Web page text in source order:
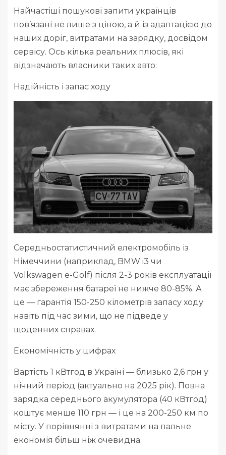
Найчастіші пошукові запити українців
пов’язані не лише з ціною, а й із адаптацією до
наших доріг, витратами на зарядку, досвідом
сервісу. Ось кілька реальних плюсів, які
відзначають власники таких авто:
Надійність і запас ходу
Середньостатистичний електромобіль із
Німеччини (наприклад, BMW i3 чи
Volkswagen e-Golf) після 2-3 років експлуатації
має збереження батареї не нижче 80-85%. А
це — гарантія 150-250 кілометрів запасу ходу
навіть під час зими, що не підведе у
щоденних справах.
Економічність у цифрах
Вартість 1 кВтгод в Україні — близько 2,6 грн у
нічний період (актуально на 2025 рік). Повна
зарядка середнього акумулятора (40 кВтгод)
коштує менше 110 грн — і це на 200-250 км по
місту. У порівнянні з витратами на пальне
економія більш ніж очевидна.